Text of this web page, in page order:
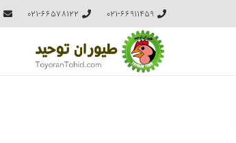
021-66911459
021-66578122